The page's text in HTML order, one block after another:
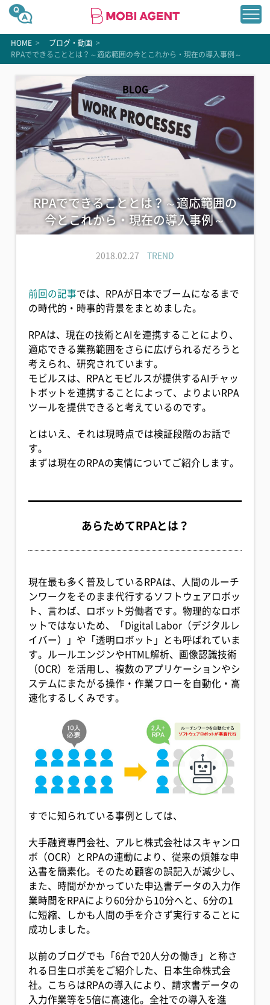
HOME > ブログ・動画 >
RPAでできることとは？～適応範囲の今とこれから・現在の導入事例～
BLOG
RPAでできることとは？～適応範囲の
今とこれから・現在の導入事例～
2018.02.27 TREND
前回の記事では、RPAが日本でブームになるまで
の時代的・時事的背景をまとめました。
RPAは、現在の技術とAIを連携することにより、
適応できる業務範囲をさらに広げられるだろうと
考えられ、研究されています。
モビルスは、RPAとモビルスが提供するAIチャッ
トボットを連携することによって、よりよいRPA
ツールを提供できると考えているのです。
とはいえ、それは現時点では検証段階のお話で
す。
まずは現在のRPAの実情についてご紹介します。
あらためてRPAとは？
現在最も多く普及しているRPAは、人間のルーチ
ンワークをそのまま代行するソフトウェアロボッ
ト、言わば、ロボット労働者です。物理的なロボ
ットではないため、「Digital Labor（デジタルレ
イバー）」や「透明ロボット」とも呼ばれていま
す。ルールエンジンやHTML解析、画像認識技術
（OCR）を活用し、複数のアプリケーションやシ
ステムにまたがる操作・作業フローを自動化・高
速化するしくみです。
すでに知られている事例としては、
大手融資専門会社、アルヒ株式会社はスキャンロ
ボ（OCR）とRPAの連動により、従来の煩雑な申
込書を簡素化。そのため顧客の誤記入が減少し、
また、時間がかかっていた申込書データの入力作
業時間をRPAにより60分から10分へと、6分の1
に短縮、しかも人間の手を介さず実行することに
成功しました。
以前のブログでも「6台で20人分の働き」と称さ
れる日生ロボ美をご紹介した、日本生命株式会
社。こちらはRPAの導入により、請求書データの
入力作業等を5倍に高速化。全社での導入を進